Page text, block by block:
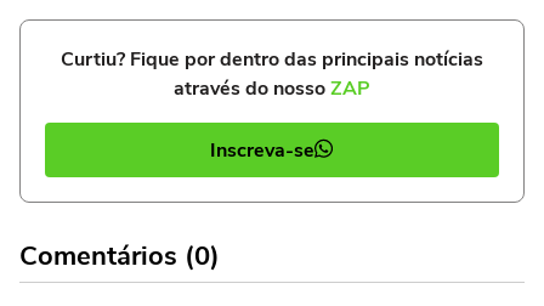
Curtiu? Fique por dentro das principais notícias
através do nossoZAP
Inscreva-se
Comentários (0)